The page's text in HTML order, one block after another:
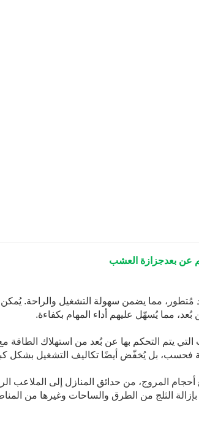
عن بعدجزازة العشب
مما يضمن سهولة التشغيل والراحة.
مما يُسهّل عليهم أداء المهام بكفاءة.
يتم التحكم بها عن بُعد من استهلاك الطاقة مع
فحسب، بل يُخفّض أيضًا تكاليف التشغيل بشكل
المروج، من حدائق المنازل إلى الملاعب
الثلج من الطرق والساحات وغيرها من